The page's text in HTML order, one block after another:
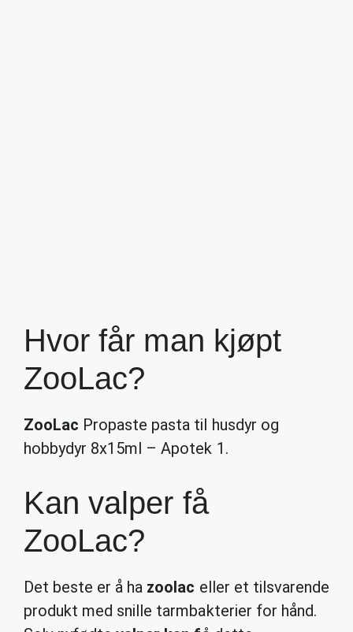
Hvor får man kjøpt
ZooLac?
ZooLac Propaste pasta til husdyr og
hobbydyr 8x15ml – Apotek 1.
Kan valper få
ZooLac?
Det beste er å ha zoolac eller et tilsvarende
produkt med snille tarmbakterier for hånd.